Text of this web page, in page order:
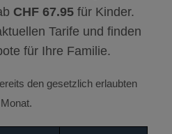
CHF 67.95 für Kinder.
Tarife und finden
für Ihre Familie.
den gesetzlich erlaubten